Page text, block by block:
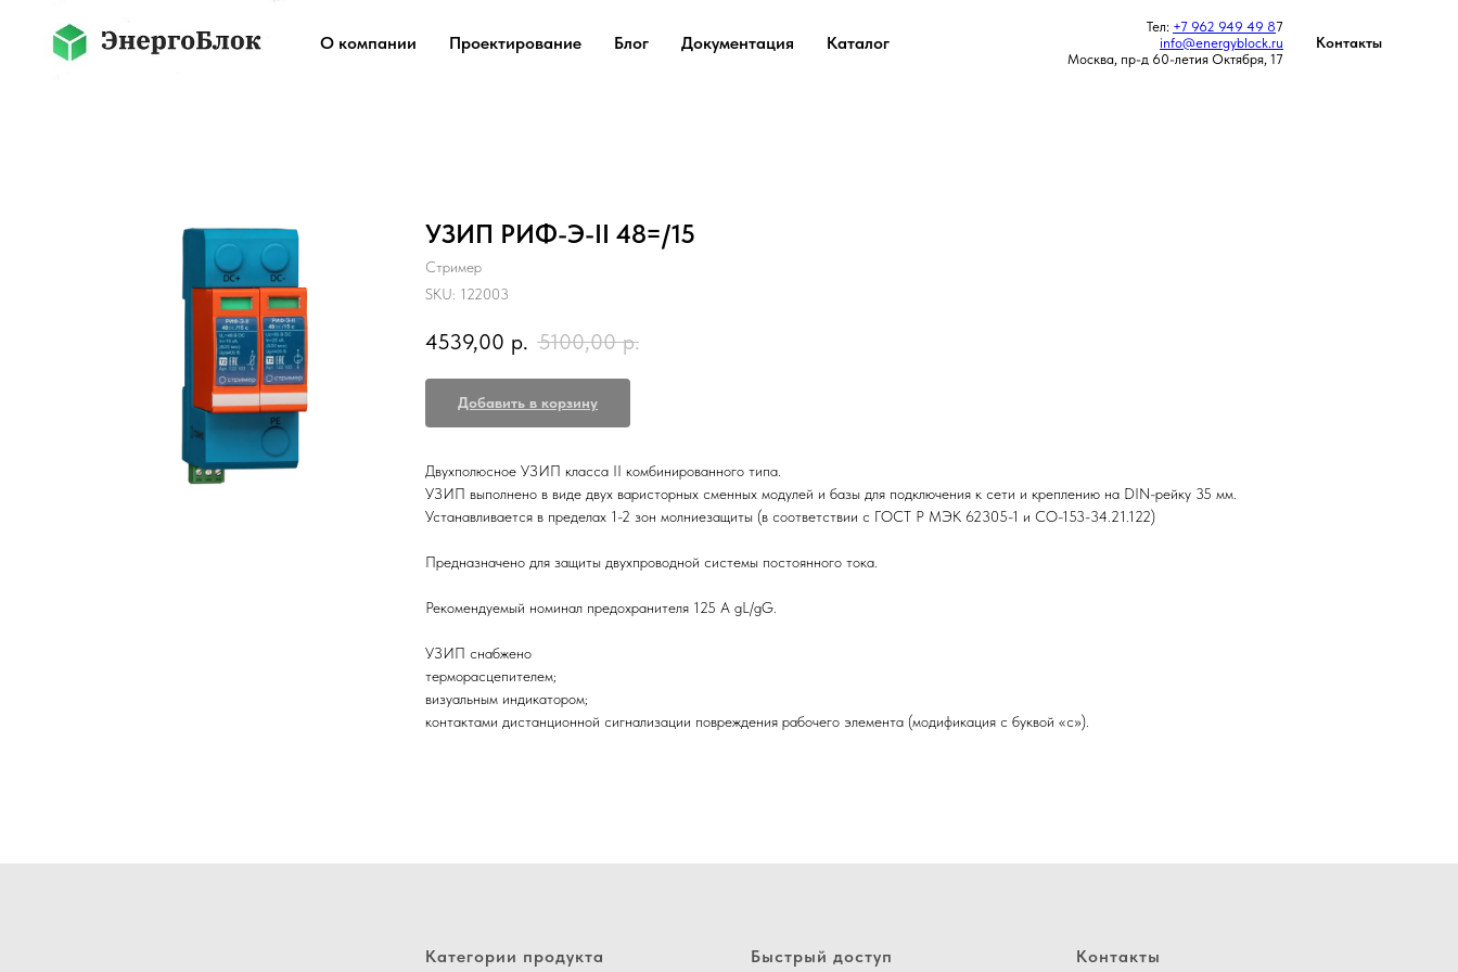
О компании Проектирование Блог Документация Каталог
Тел: +7 962 949 49 87
info@energyblock.ru
Москва, пр-д 60-летия Октября, 17
Контакты
УЗИП РИФ-Э-II 48=/15
Стример
SKU: 122003
4539,00 р. 5100,00 р.
Добавить в корзину
Двухполюсное УЗИП класса II комбинированного типа.
УЗИП выполнено в виде двух варисторных сменных модулей и базы для подключения к сети и креплению на DIN-рейку 35 мм.
Устанавливается в пределах 1-2 зон молниезащиты (в соответствии с ГОСТ Р МЭК 62305-1 и СО-153-34.21.122)
Предназначено для защиты двухпроводной системы постоянного тока.
Рекомендуемый номинал предохранителя 125 А gL/gG.
УЗИП снабжено
терморасцепителем;
визуальным индикатором;
контактами дистанционной сигнализации повреждения рабочего элемента (модификация с буквой «с»).
Категории продукта Быстрый доступ Контакты